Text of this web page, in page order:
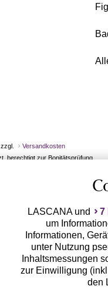
Versandkosten
berechtigt zur Bonitätsprüfung
LASCANA und 7
um
Informationen,
unter Nutzung
Inhaltsmessungen
zur Einwilligung
den